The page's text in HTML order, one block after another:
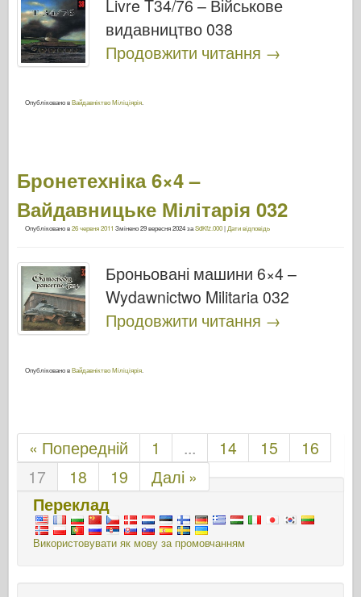
Livre T34/76 – Військове
видавництво 038
Продовжити читання →
Опубліковано вВайдавніктво Міліціярія
Бронетехніка 6×4 –
Вайдавницьке Мілітарія 032
Опубліковано в26 червня 2011 Змінено29 вересня 2024заSdKfz.000| Дати відповідь
Броньовані машини 6×4 –
Wydawnictwo Militaria 032
Продовжити читання →
Опубліковано вВайдавніктво Міліціярія
« Попередній 1 ... 14 15
16
17
18 19 Далі »
Переклад
Використовувати як мову за промовчанням